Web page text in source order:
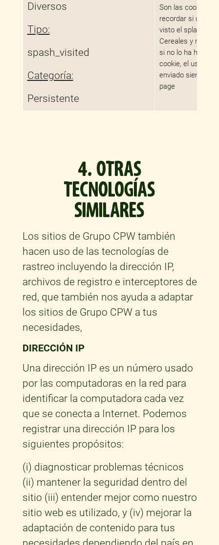
Diversos
Tipo:
spash_visited
Categoría:
Persistente
Son las cookies
recordar si un
visto el splash-
Cereales y
si no lo ha hecho.
cookie, el usuario
enviado siempre
page
4. OTRAS
TECNOLOGÍAS
SIMILARES
Los sitios de Grupo CPW también
hacen uso de las tecnologías de
rastreo incluyendo la dirección IP,
archivos de registro e interceptores de
red, que también nos ayuda a adaptar
los sitios de Grupo CPW a tus
necesidades,
DIRECCIÓN IP
Una dirección IP es un número usado
por las computadoras en la red para
identificar la computadora cada vez
que se conecta a Internet. Podemos
registrar una dirección IP para los
siguientes propósitos:
(i) diagnosticar problemas técnicos
(ii) mantener la seguridad dentro del
sitio (iii) entender mejor como nuestro
sitio web es utilizado, y (iv) mejorar la
adaptación de contenido para tus